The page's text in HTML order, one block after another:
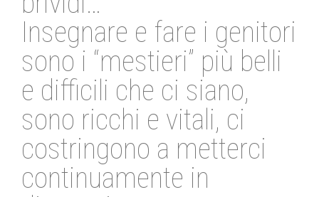
Insegnare e fare i genitori
sono i “mestieri” più belli
e difficili che ci siano,
sono ricchi e vitali, ci
costringono a metterci
continuamente in